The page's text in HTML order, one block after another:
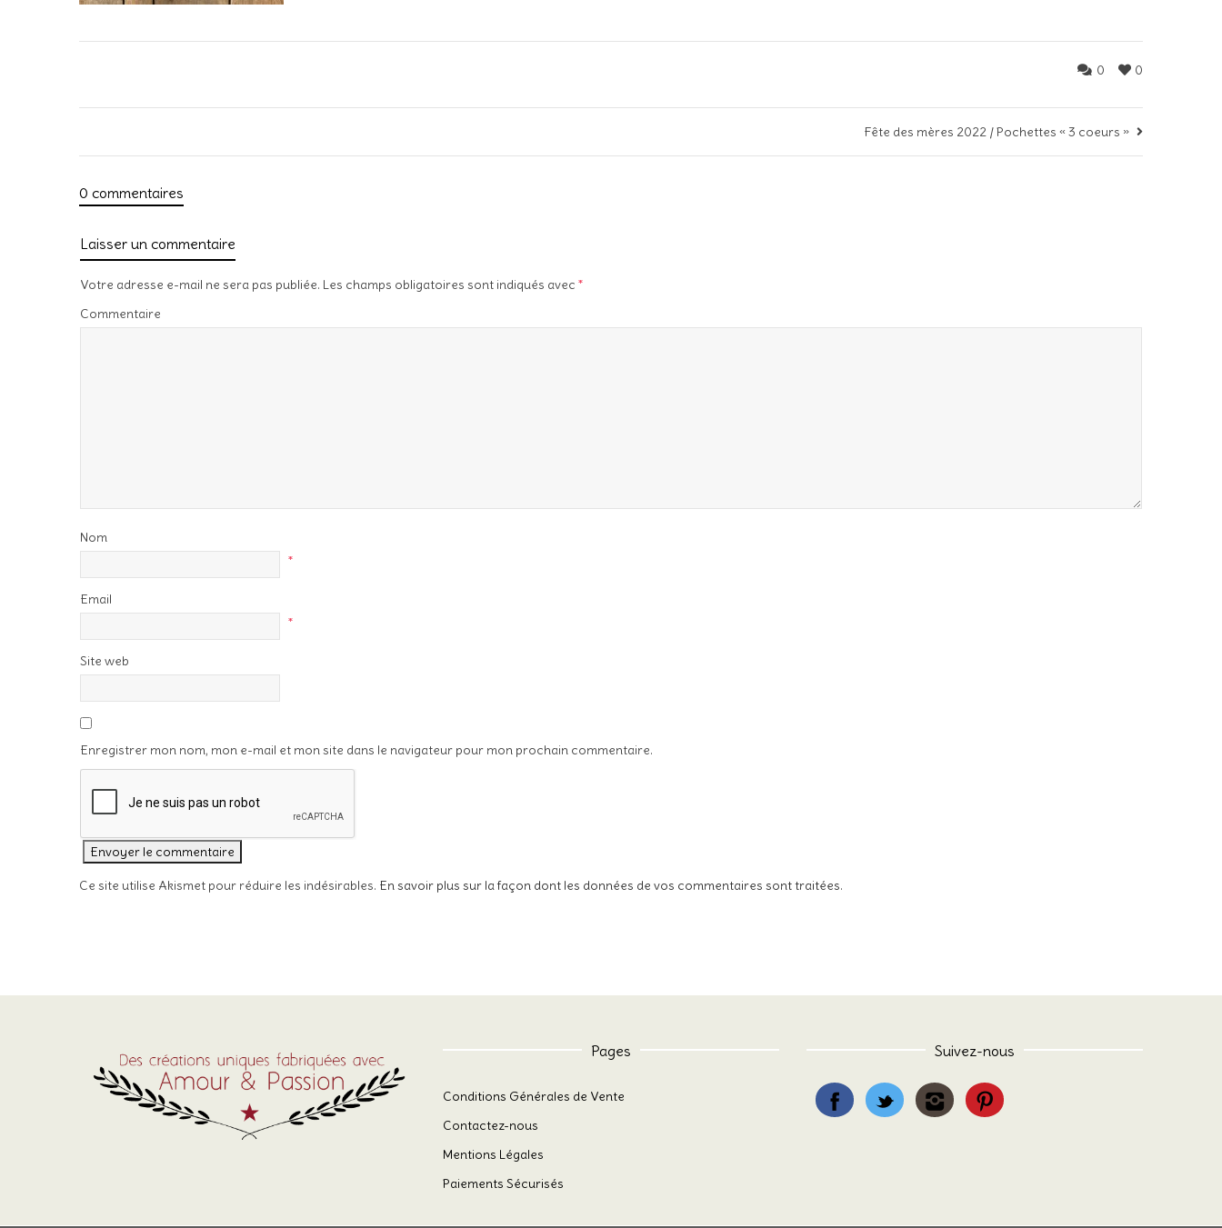
0
0
Fête des mères 2022 / Pochettes « 3 coeurs »
0 commentaires
Laisser un commentaire
Votre adresse e-mail ne sera pas publiée. Les champs obligatoires sont indiqués avec *
Commentaire
Nom
*
Email
*
Site web
Enregistrer mon nom, mon e-mail et mon site dans le navigateur pour mon prochain commentaire.
Ce site utilise Akismet pour réduire les indésirables. En savoir plus sur la façon dont les données de vos commentaires sont traitées.
Pages
Conditions Générales de Vente
Contactez-nous
Mentions Légales
Paiements Sécurisés
Suivez-nous